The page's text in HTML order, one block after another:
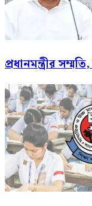
প্রধানমন্ত্রীর